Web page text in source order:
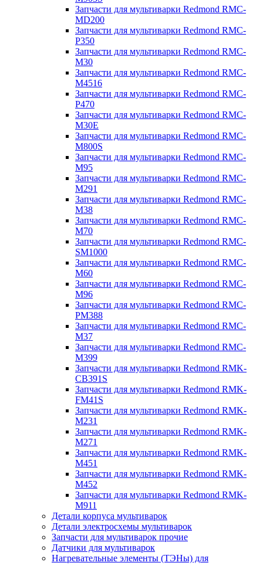
Запчасти для мультиварки Redmond RMC-
MD200
Запчасти для мультиварки Redmond RMC-
P350
Запчасти для мультиварки Redmond RMC-
M30
Запчасти для мультиварки Redmond RMC-
M4516
Запчасти для мультиварки Redmond RMC-
P470
Запчасти для мультиварки Redmond RMC-
M30E
Запчасти для мультиварки Redmond RMC-
M800S
Запчасти для мультиварки Redmond RMC-
M95
Запчасти для мультиварки Redmond RMC-
M291
Запчасти для мультиварки Redmond RMC-
M38
Запчасти для мультиварки Redmond RMC-
M70
Запчасти для мультиварки Redmond RMC-
SM1000
Запчасти для мультиварки Redmond RMC-
M60
Запчасти для мультиварки Redmond RMC-
M96
Запчасти для мультиварки Redmond RMC-
PM388
Запчасти для мультиварки Redmond RMC-
M37
Запчасти для мультиварки Redmond RMC-
M399
Запчасти для мультиварки Redmond RMK-
CB391S
Запчасти для мультиварки Redmond RMK-
FM41S
Запчасти для мультиварки Redmond RMK-
M231
Запчасти для мультиварки Redmond RMK-
M271
Запчасти для мультиварки Redmond RMK-
M451
Запчасти для мультиварки Redmond RMK-
M452
Запчасти для мультиварки Redmond RMK-
M911
Детали корпуса мультиварок
Детали электросхемы мультиварок
Запчасти для мультиварок прочие
Датчики для мультиварок
Нагревательные элементы (ТЭНы) для